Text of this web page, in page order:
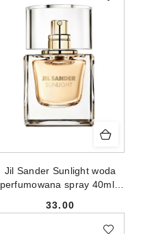
Jil Sander Sunlight woda
perfumowana spray 40ml -
Cena:
33.00